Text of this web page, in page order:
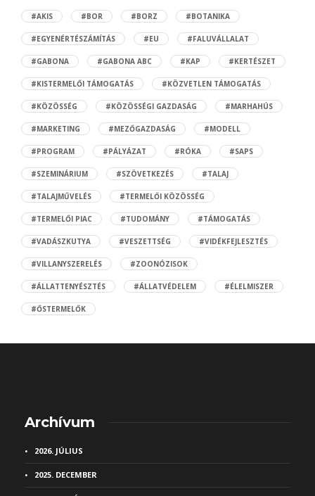
#AKIS #BOR #BORZ #BOTANIKA
#EGYENÉRTÉSZÁMÍTÁS #EU #FALUVÁLLALAT
#GABONA #GABONA ABC #KAP #KERTÉSZET
#KISTERMELŐI TÁMOGATÁS #KÖZVETLEN TÁMOGATÁS
#KÖZÖSSÉG #KÖZÖSSÉGI GAZDASÁG #MARHAHÚS
#MARKETING #MEZŐGAZDASÁG #MODELL
#PROGRAM #PÁLYÁZAT #RÓKA #SAPS
#SZEMINÁRIUM #SZÖVETKEZÉS #TALAJ
#TALAJMŰVELÉS #TERMELŐI KÖZÖSSÉG
#TERMELŐI PIAC #TUDOMÁNY #TÁMOGATÁS
#VADÁSZKUTYA #VESZETTSÉG #VIDÉKFEJLESZTÉS
#VILLANYSZERELÉS #ZOONÓZISOK
#ÁLLATTENYÉSZTÉS #ÁLLATVÉDELEM #ÉLELMISZER
#ŐSTERMELŐK
Archívum
2026. JÚLIUS
2025. DECEMBER